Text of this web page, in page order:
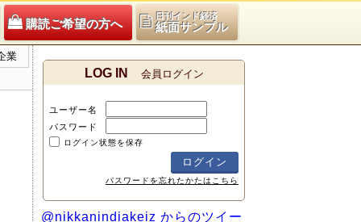
購読ご希望の方へ
日刊インド経済
紙面サンプル
業
LOG IN 会員ログイン
ユーザー名
パスワード
ログイン状態を保存
パスワードを忘れたかたはこちら
@nikkanindiakeiz からのツイー